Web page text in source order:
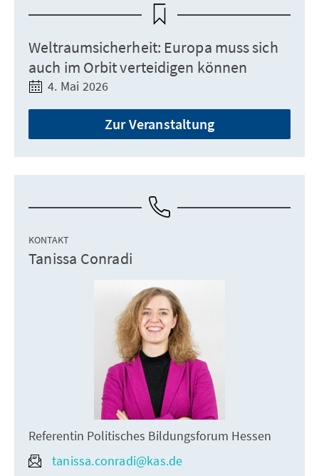
Weltraumsicherheit: Europa muss sich
auch im Orbit verteidigen können
4. Mai 2026
Zur Veranstaltung
KONTAKT
Tanissa Conradi
Referentin Politisches Bildungsforum Hessen
tanissa.conradi@kas.de